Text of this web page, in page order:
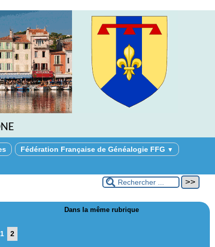
Fédération Française de Généalogie FFG ▼
Dans la même rubrique
1 2